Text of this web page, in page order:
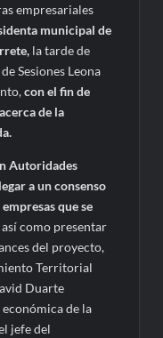
empresariales
municipal de
la tarde de
Sesiones Leona
con el fin de
de la
Autoridades
a un consenso
que se
así como presentar
del proyecto,
Territorial
Duarte
de la
jefe del